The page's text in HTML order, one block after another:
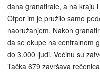
dana granatirale, a na kraju
Otpor im je pružilo samo
naoružanjem. Nakon
da se okupe na centralnom
do 3.000 ljudi. Većinu su
Tačka 679 završava